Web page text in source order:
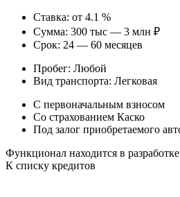
Ставка: от 4.1 %
Сумма: 300 тыс — 3 млн ₽
Срок: 24 — 60 месяцев
Пробег: Любой
Вид транспорта: Легковая
С первоначальным взносом
Со страхованием Каско
Под залог приобретаемого
Функционал находится в
К списку кредитов